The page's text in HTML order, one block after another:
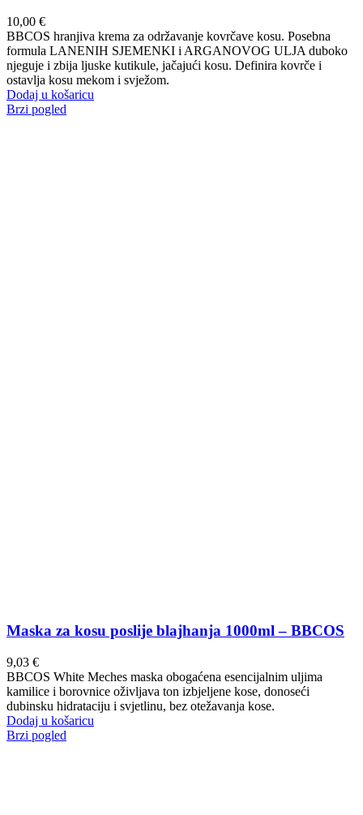
10,00 €
BBCOS hranjiva krema za održavanje kovrčave kosu. Posebna
formula LANENIH SJEMENKI i ARGANOVOG ULJA duboko
njeguje i zbija ljuske kutikule, jačajući kosu. Definira kovrče i
ostavlja kosu mekom i svježom.
Dodaj u košaricu
Brzi pogled
Maska za kosu poslije blajhanja 1000ml – BBCOS
9,03 €
BBCOS White Meches maska obogaćena esencijalnim uljima
kamilice i borovnice oživljava ton izbjeljene kose, donoseći
dubinsku hidrataciju i svjetlinu, bez otežavanja kose.
Dodaj u košaricu
Brzi pogled